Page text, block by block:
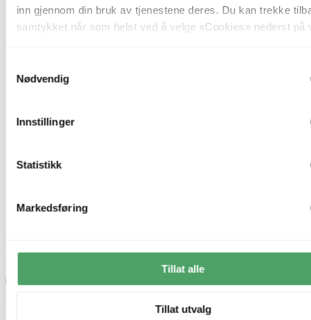
inn gjennom din bruk av tjenestene deres. Du kan trekke
samtykket når som helst ved å velge «Cookies» nederst på
Nødvendig
Innstillinger
Statistikk
Markedsføring
Tillat alle
Tillat utvalg